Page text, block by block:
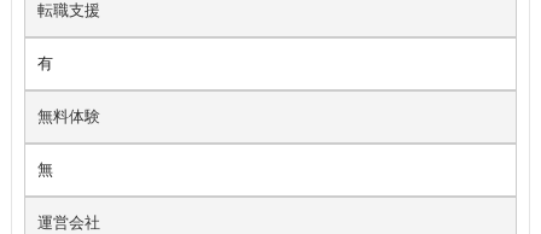
転職支援
有
無料体験
無
運営会社